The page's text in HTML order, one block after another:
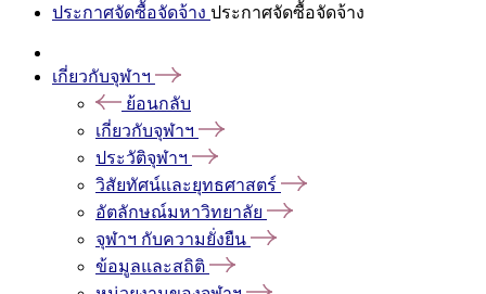
ประกาศจัดซื้อจัดจ้าง ประกาศจัดซื้อจัดจ้าง
เกี่ยวกับจุฬาฯ
ย้อนกลับ
เกี่ยวกับจุฬาฯ
ประวัติจุฬาฯ
วิสัยทัศน์และยุทธศาสตร์
อัตลักษณ์มหาวิทยาลัย
จุฬาฯ กับความยั่งยืน
ข้อมูลและสถิติ